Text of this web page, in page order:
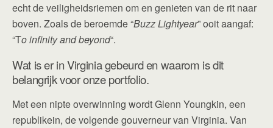
echt de veiligheidsriemen om en genieten van de rit naar
boven. Zoals de beroemde “Buzz Lightyear” ooit aangaf:
“To infinity and beyond“.
Wat is er in Virginia gebeurd en waarom is dit
belangrijk voor onze portfolio.
Met een nipte overwinning wordt Glenn Youngkin, een
republikein, de volgende gouverneur van Virginia. Van